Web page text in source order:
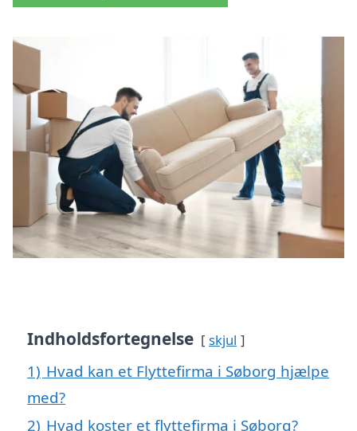
Indholdsfortegnelse skjul
1) Hvad kan et Flyttefirma i Søborg hjælpe
med?
2) Hvad koster et flyttefirma i Søborg?